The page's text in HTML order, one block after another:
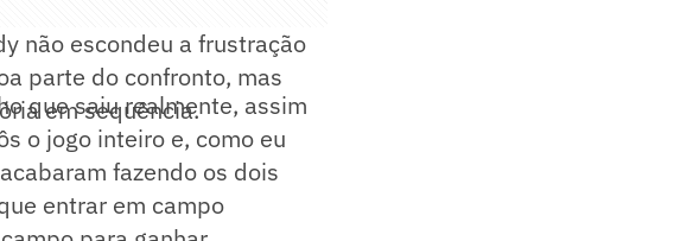
não escondeu a frustração
parte do confronto, mas
em sequência.
que saiu realmente, assim
o jogo inteiro e, como eu
fazendo os dois
entrar em campo